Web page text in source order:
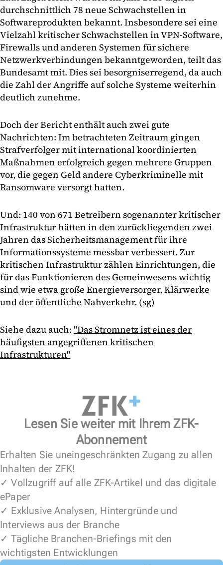
durchschnittlich 78 neue Schwachstellen in
Softwareprodukten bekannt. Insbesondere sei eine
Vielzahl kritischer Schwachstellen in VPN-Software,
Firewalls und anderen Systemen für sichere
Netzwerkverbindungen bekanntgeworden, teilt das
Bundesamt mit. Dies sei besorgniserregend, da auch
die Zahl der Angriffe auf solche Systeme weiterhin
deutlich zunehme.
Doch der Bericht enthält auch zwei gute
Nachrichten: Im betrachteten Zeitraum gingen
Strafverfolger mit international koordinierten
Maßnahmen erfolgreich gegen mehrere Gruppen
vor, die gegen Geld andere Cyberkriminelle mit
Ransomware versorgt hatten.
Und: 140 von 671 Betreibern sogenannter kritischer
Infrastruktur hätten in den zurückliegenden zwei
Jahren das Sicherheitsmanagement für ihre
Informationssysteme messbar verbessert. Zur
kritischen Infrastruktur zählen Einrichtungen, die
für das Funktionieren des Gemeinwesens wichtig
sind wie etwa große Energieversorger, Klärwerke
und der öffentliche Nahverkehr. (sg)
Siehe dazu auch: "Das Stromnetz ist eines der
häufigsten angegriffenen kritischen
Infrastrukturen"
Lesen Sie weiter mit Ihrem ZFK-
Abonnement
Erhalten Sie uneingeschränkten Zugang zu allen
Inhalten der ZFK!
✓ Vollzugriff auf alle ZFK-Artikel und das digitale
ePaper
✓ Exklusive Analysen, Hintergründe und
Interviews aus der Branche
✓ Tägliche Branchen-Briefings mit den
wichtigsten Entwicklungen